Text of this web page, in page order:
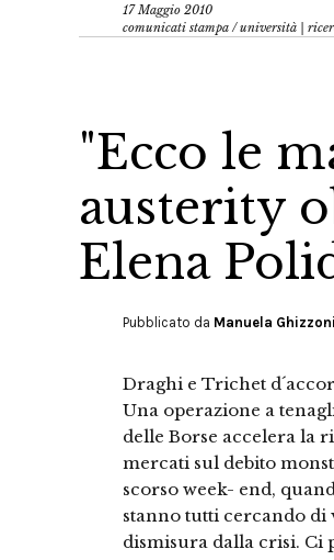
17 Maggio 2010
comunicati stampa /università |
"Ecco le
austerity
Elena
Pubblicato da Manuela Ghizzoni
Draghi e Trichet
Una operazione a
delle Borse accelera la
mercati sul debito
scorso week- end,
stanno tutti cercando
dismisura dalla crisi. Ci